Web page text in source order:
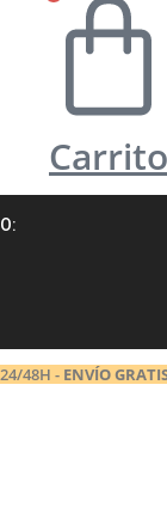
Carrito
48H - ENVÍO